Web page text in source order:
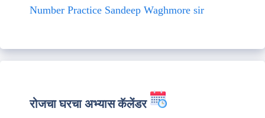
Number Practice Sandeep Waghmore sir
रोजचा घरचा अभ्यास कॅलेंडर